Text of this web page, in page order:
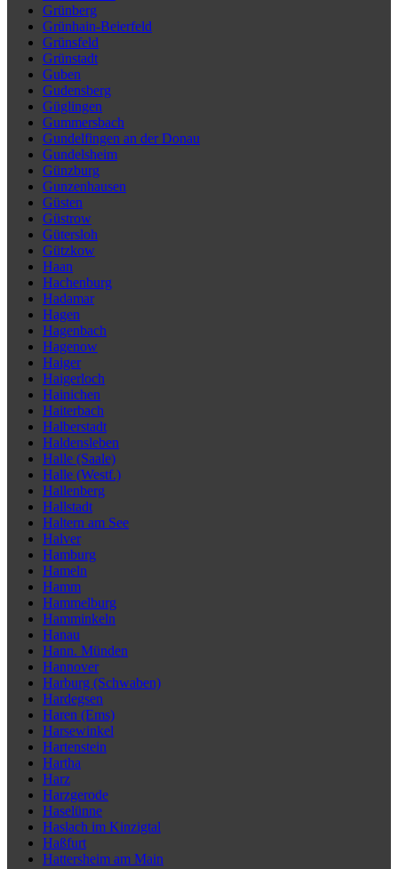
Grünberg
Grünhain-Beierfeld
Grünsfeld
Grünstadt
Guben
Gudensberg
Güglingen
Gummersbach
Gundelfingen an der Donau
Gundelsheim
Günzburg
Gunzenhausen
Güsten
Güstrow
Gütersloh
Gützkow
Haan
Hachenburg
Hadamar
Hagen
Hagenbach
Hagenow
Haiger
Haigerloch
Hainichen
Haiterbach
Halberstadt
Haldensleben
Halle (Saale)
Halle (Westf.)
Hallenberg
Hallstadt
Haltern am See
Halver
Hamburg
Hameln
Hamm
Hammelburg
Hamminkeln
Hanau
Hann. Münden
Hannover
Harburg (Schwaben)
Hardegsen
Haren (Ems)
Harsewinkel
Hartenstein
Hartha
Harz
Harzgerode
Haselünne
Haslach im Kinzigtal
Haßfurt
Hattersheim am Main